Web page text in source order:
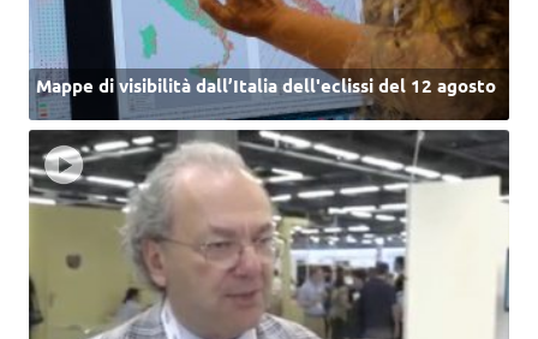
Mappe di visibilità dall’Italia dell'eclissi del 12 agosto